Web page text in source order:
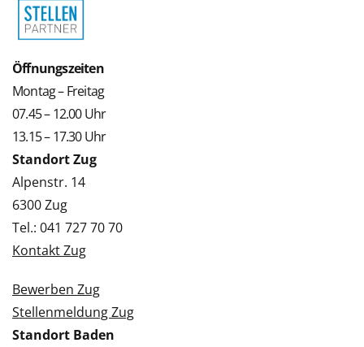
Öffnungszeiten
Montag – Freitag
07.45 – 12.00 Uhr
13.15 – 17.30 Uhr
Standort Zug
Alpenstr. 14
6300 Zug
Tel.: 041 727 70 70
Kontakt Zug
Bewerben Zug
Stellenmeldung Zug
Standort Baden